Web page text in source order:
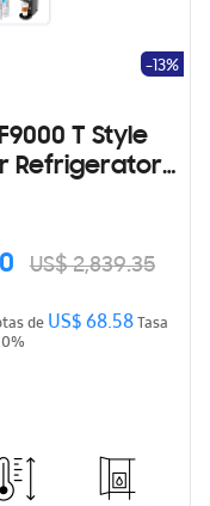
T Style
Refrigerator
US$ 2,839.35
-13%
cuotas deUS$ 68.58Tasa
0%